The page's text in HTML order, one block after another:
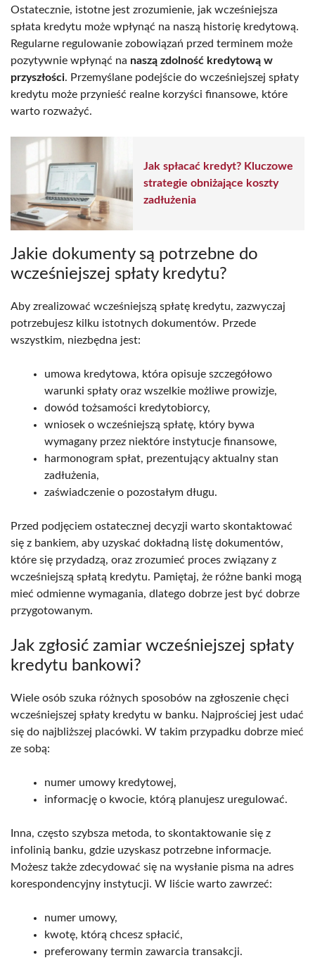
Ostatecznie, istotne jest zrozumienie, jak wcześniejsza
spłata kredytu może wpłynąć na naszą historię kredytową.
Regularne regulowanie zobowiązań przed terminem może
pozytywnie wpłynąć na naszą zdolność kredytową w
przyszłości. Przemyślane podejście do wcześniejszej spłaty
kredytu może przynieść realne korzyści finansowe, które
warto rozważyć.
Jak spłacać kredyt? Kluczowe
strategie obniżające koszty
zadłużenia
Jakie dokumenty są potrzebne do
wcześniejszej spłaty kredytu?
Aby zrealizować wcześniejszą spłatę kredytu, zazwyczaj
potrzebujesz kilku istotnych dokumentów. Przede
wszystkim, niezbędna jest:
umowa kredytowa, która opisuje szczegółowo
warunki spłaty oraz wszelkie możliwe prowizje,
dowód tożsamości kredytobiorcy,
wniosek o wcześniejszą spłatę, który bywa
wymagany przez niektóre instytucje finansowe,
harmonogram spłat, prezentujący aktualny stan
zadłużenia,
zaświadczenie o pozostałym długu.
Przed podjęciem ostatecznej decyzji warto skontaktować
się z bankiem, aby uzyskać dokładną listę dokumentów,
które się przydadzą, oraz zrozumieć proces związany z
wcześniejszą spłatą kredytu. Pamiętaj, że różne banki mogą
mieć odmienne wymagania, dlatego dobrze jest być dobrze
przygotowanym.
Jak zgłosić zamiar wcześniejszej spłaty
kredytu bankowi?
Wiele osób szuka różnych sposobów na zgłoszenie chęci
wcześniejszej spłaty kredytu w banku. Najprościej jest udać
się do najbliższej placówki. W takim przypadku dobrze mieć
ze sobą:
numer umowy kredytowej,
informację o kwocie, którą planujesz uregulować.
Inna, często szybsza metoda, to skontaktowanie się z
infolinią banku, gdzie uzyskasz potrzebne informacje.
Możesz także zdecydować się na wysłanie pisma na adres
korespondencyjny instytucji. W liście warto zawrzeć:
numer umowy,
kwotę, którą chcesz spłacić,
preferowany termin zawarcia transakcji.